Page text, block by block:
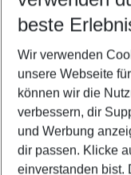
2 Erwachsene
beste
Wir verwenden
unsere Webseite
können wir die
verbessern, dir
und Werbung
dir passen. Klicke
einverstanden bist.